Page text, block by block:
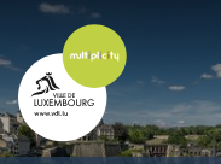
Hauptinhalt
gehen